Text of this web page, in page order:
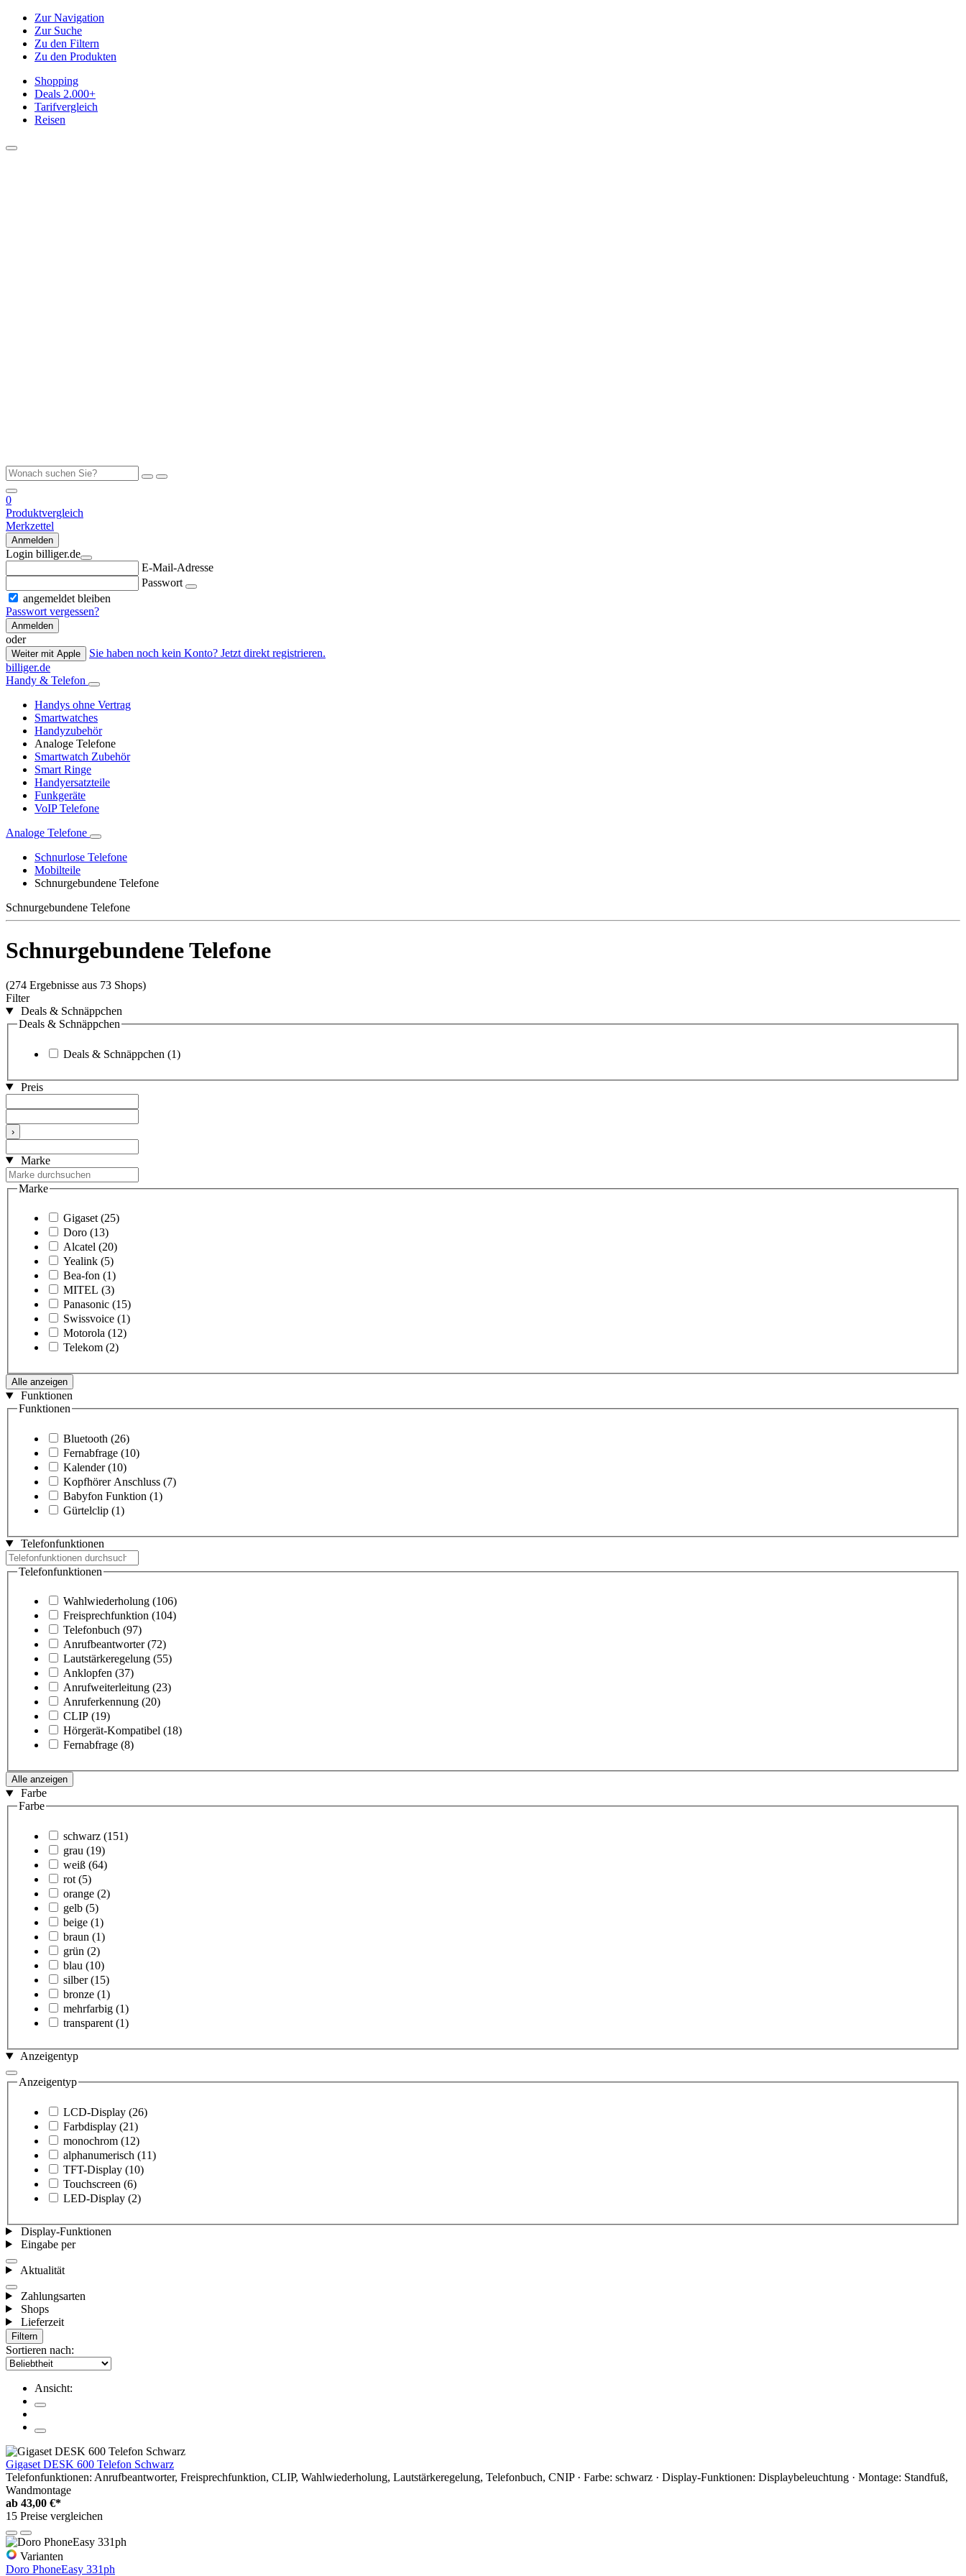
Zur Navigation
Zur Suche
Zu den Filtern
Zu den Produkten
Shopping
Deals 2.000+
Tarifvergleich
Reisen
0
Produktvergleich
Merkzettel
Anmelden
Login billiger.de
E-Mail-Adresse
Passwort
angemeldet bleiben
Passwort vergessen?
Anmelden
oder
Weiter mit Apple
Sie haben noch kein Konto? Jetzt direkt registrieren.
billiger.de
Handy & Telefon
Handys ohne Vertrag
Smartwatches
Handyzubehör
Analoge Telefone
Smartwatch Zubehör
Smart Ringe
Handyersatzteile
Funkgeräte
VoIP Telefone
Analoge Telefone
Schnurlose Telefone
Mobilteile
Schnurgebundene Telefone
Schnurgebundene Telefone
Schnurgebundene Telefone
(274 Ergebnisse aus 73 Shops)
Filter
Deals & Schnäppchen
Deals & Schnäppchen
Deals & Schnäppchen (1)
Preis
›
Marke
Marke
Gigaset (25)
Doro (13)
Alcatel (20)
Yealink (5)
Bea-fon (1)
MITEL (3)
Panasonic (15)
Swissvoice (1)
Motorola (12)
Telekom (2)
Alle anzeigen
Funktionen
Funktionen
Bluetooth (26)
Fernabfrage (10)
Kalender (10)
Kopfhörer Anschluss (7)
Babyfon Funktion (1)
Gürtelclip (1)
Telefonfunktionen
Telefonfunktionen
Wahlwiederholung (106)
Freisprechfunktion (104)
Telefonbuch (97)
Anrufbeantworter (72)
Lautstärkeregelung (55)
Anklopfen (37)
Anrufweiterleitung (23)
Anruferkennung (20)
CLIP (19)
Hörgerät-Kompatibel (18)
Fernabfrage (8)
Alle anzeigen
Farbe
Farbe
schwarz (151)
grau (19)
weiß (64)
rot (5)
orange (2)
gelb (5)
beige (1)
braun (1)
grün (2)
blau (10)
silber (15)
bronze (1)
mehrfarbig (1)
transparent (1)
Anzeigentyp
Anzeigentyp
LCD-Display (26)
Farbdisplay (21)
monochrom (12)
alphanumerisch (11)
TFT-Display (10)
Touchscreen (6)
LED-Display (2)
Display-Funktionen
Eingabe per
Aktualität
Zahlungsarten
Shops
Lieferzeit
Filtern
Sortieren nach:
Ansicht:
Gigaset DESK 600 Telefon Schwarz
Telefonfunktionen: Anrufbeantworter, Freisprechfunktion, CLIP, Wahlwiederholung, Lautstärkeregelung, Telefonbuch, CNIP · Farbe: schwarz · Display-Funktionen: Displaybeleuchtung · Montage: Standfuß,
Wandmontage
ab 43,00 €*
15 Preise vergleichen
Varianten
Doro PhoneEasy 331ph